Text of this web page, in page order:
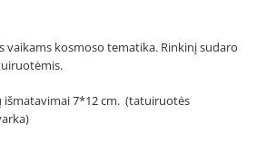
kosmoso tematika. Rinkinį sudaro
išmatavimai 7*12 cm. (tatuiruotės